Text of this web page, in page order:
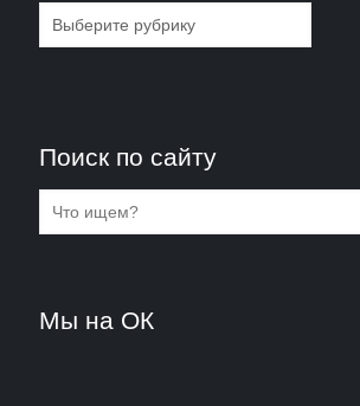
Рубрики
Поиск по сайту
Мы на ОК